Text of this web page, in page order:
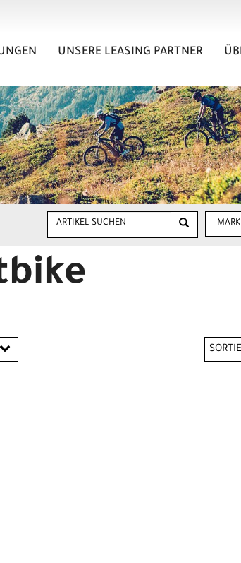
UNSERE LEASING PARTNER